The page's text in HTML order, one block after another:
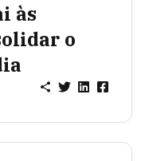
às
o